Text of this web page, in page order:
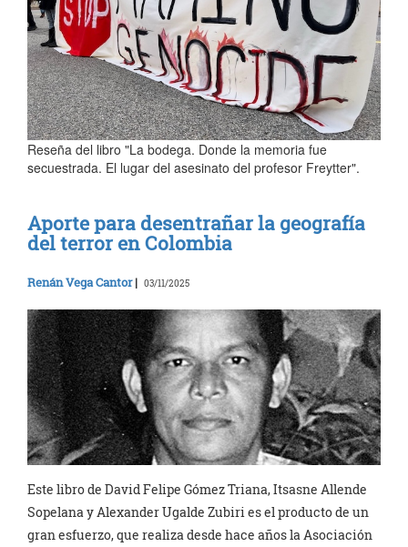
Reseña del libro "La bodega. Donde la memoria fue
secuestrada. El lugar del asesinato del profesor Freytter".
Aporte para desentrañar la geografía
del terror en Colombia
Renán Vega Cantor| 03/11/2025
Este libro de David Felipe Gómez Triana, Itsasne Allende
Sopelana y Alexander Ugalde Zubiri es el producto de un
gran esfuerzo, que realiza desde hace años la Asociación